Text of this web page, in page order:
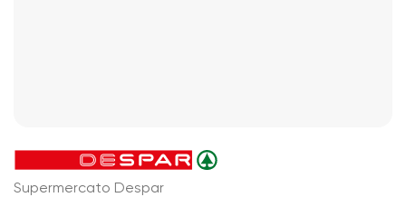
Supermercato Despar